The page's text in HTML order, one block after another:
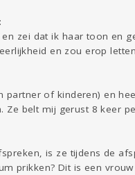
zei dat ik haar toon en
en zou erop
partner of kinderen) en
Ze belt mij gerust 8 keer
is ze tijdens de
prikken? Dit is een